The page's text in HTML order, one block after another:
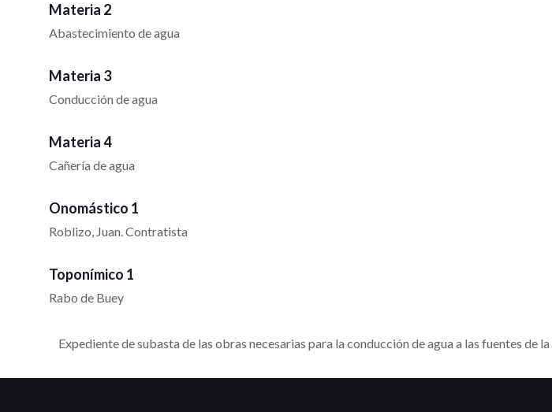
Materia 2
Abastecimiento de agua
Materia 3
Conducción de agua
Materia 4
Cañería de agua
Onomástico 1
Roblizo, Juan. Contratista
Toponímico 1
Rabo de Buey
Expediente de subasta de las obras necesarias para la conducción de agua a las fuentes de